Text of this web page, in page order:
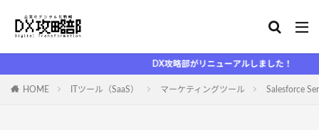
DX攻略部がリニューアルしました！
HOME ITツール（SaaS） マーケティングツール Salesforce